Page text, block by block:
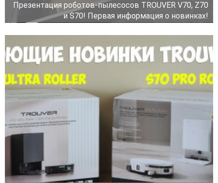
Презентация роботов-пылесосов TROUVER V70, Z70
и S70! Первая информация о новинках!